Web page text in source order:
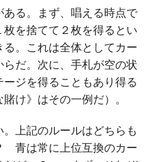
る。まず、唱える時点で
を捨てて２枚を得るとい
。これは全体としてカー
だ。次に、手札が空の状
ジを得ることもあり得る
け》はその一例だ）。
上記のルールはどちらも
青は常に上位互換のカー